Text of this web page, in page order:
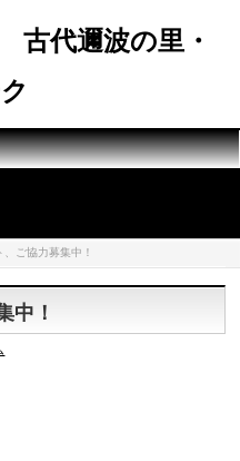
古代邇波の里・
ご協力募集中！
中！